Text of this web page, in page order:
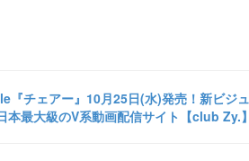
『チェアー』10月25日(水)発売！新ビジ
最大級のV系動画配信サイト【club Zy.】